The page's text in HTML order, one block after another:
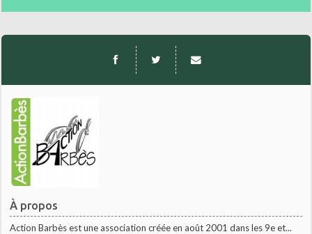
À propos
Action Barbès est une association créée en août 2001 dans les 9e et...